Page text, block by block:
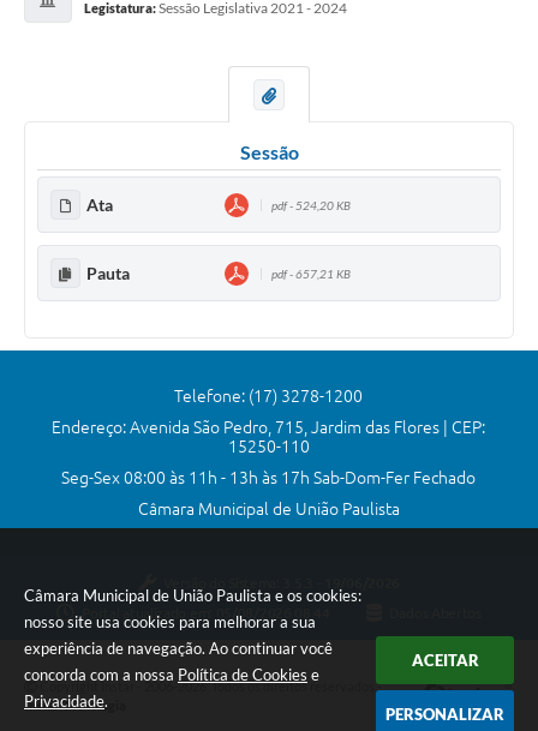
Câmara Municipal de União Paulista e os cookies:
nosso site usa cookies para melhorar a sua
experiência de navegação. Ao continuar você
concorda com a nossa Política de Cookies e
Privacidade.
ACEITAR
PERSONALIZAR
Ouvidoria
Sessão Plenária
Galeria de Presidentes
Galeria de Fotos
Contratos
Legistatura:Sessão Legislativa 2021 - 2024
Sessão
Ata pdf - 524,20 KB
Pauta pdf - 657,21 KB
Telefone: (17) 3278-1200
Endereço: Avenida São Pedro, 715, Jardim das Flores | CEP:
15250-110
Seg-Sex 08:00 às 11h - 13h às 17h Sab-Dom-Fer Fechado
Câmara Municipal de União Paulista
Portal atualizado em:
05/08/2026 08:44
Copyright Instar - 2006-2026. Todos os direitos reservados -
Instar Tecnologia